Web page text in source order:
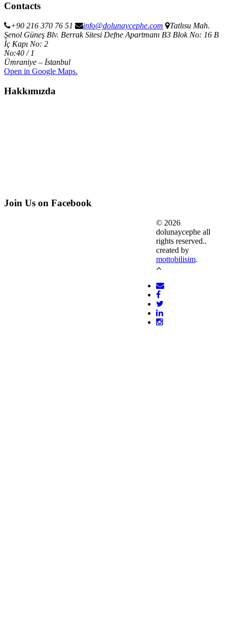
Contacts
+90 216 370 76 51 info@dolunaycephe.com
Tatlısu Mah.
Şenol Güneş Blv. Berrak Sitesi Defne Apartmanı B3 Blok No: 16 B
İç Kapı No: 2
No:40 / 1
Ümraniye – İstanbul
Open in Google Maps.
Hakkımızda
Join Us on Facebook
© 2026
dolunaycephe all
rights reserved..
created by
mottobilisim.